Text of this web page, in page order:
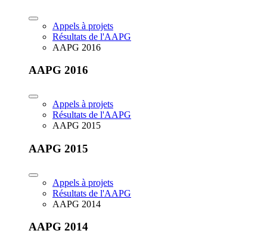
Appels à projets
Résultats de l'AAPG
AAPG 2016
AAPG 2016
Appels à projets
Résultats de l'AAPG
AAPG 2015
AAPG 2015
Appels à projets
Résultats de l'AAPG
AAPG 2014
AAPG 2014